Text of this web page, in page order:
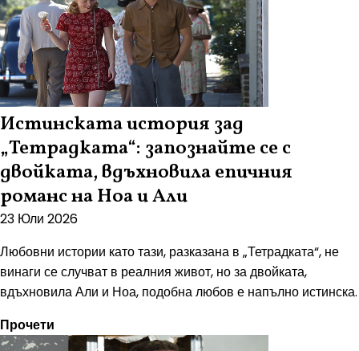
Истинската история зад
„Тетрадката“: запознайте се с
двойката, вдъхновила епичния
романс на Ноа и Али
23 Юли 2026
Любовни истории като тази, разказана в „Тетрадката“, не
винаги се случват в реалния живот, но за двойката,
вдъхновила Али и Ноа, подобна любов е напълно истинска.
Прочети